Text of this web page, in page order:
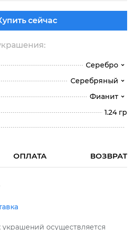
сейчас
Серебро
Серебряный
Фианит
1.24 гр
ОПЛАТА ВОЗВРАТ
украшений осуществляется